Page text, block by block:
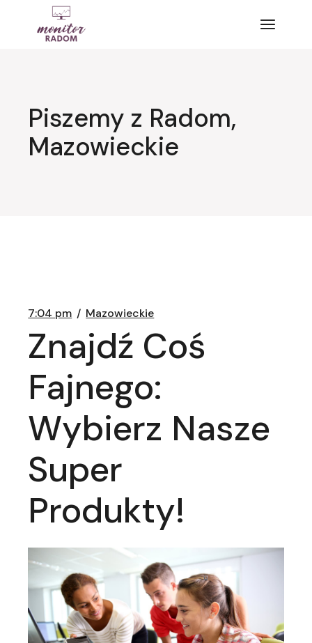
Piszemy z Radom,
Mazowieckie
7:04 pm Mazowieckie
Znajdź Coś
Fajnego:
Wybierz Nasze
Super
Produkty!